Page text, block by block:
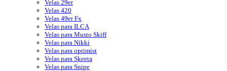
Velas 29er
Velas 420
Velas 49er Fx
Velas para ILCA
Velas para Musto Skiff
Velas para Nikki
Velas para optimist
Velas para Skeeta
Velas para Snipe